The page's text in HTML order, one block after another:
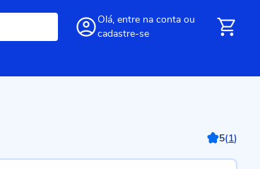
Olá, entre na conta ou
cadastre-se
5(1)